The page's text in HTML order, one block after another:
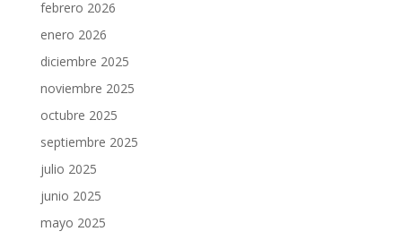
febrero 2026
enero 2026
diciembre 2025
noviembre 2025
octubre 2025
septiembre 2025
julio 2025
junio 2025
mayo 2025